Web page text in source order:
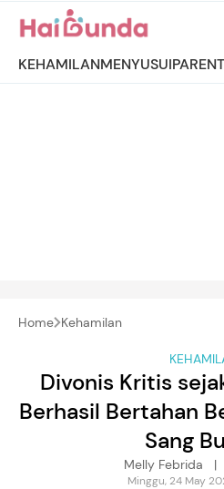
KEHAMILANMENYUSUI
Home Kehamilan
Divonis Kritis
Berhasil Bertahan
Sang
Melly Febrida |
Minggu, 24 May